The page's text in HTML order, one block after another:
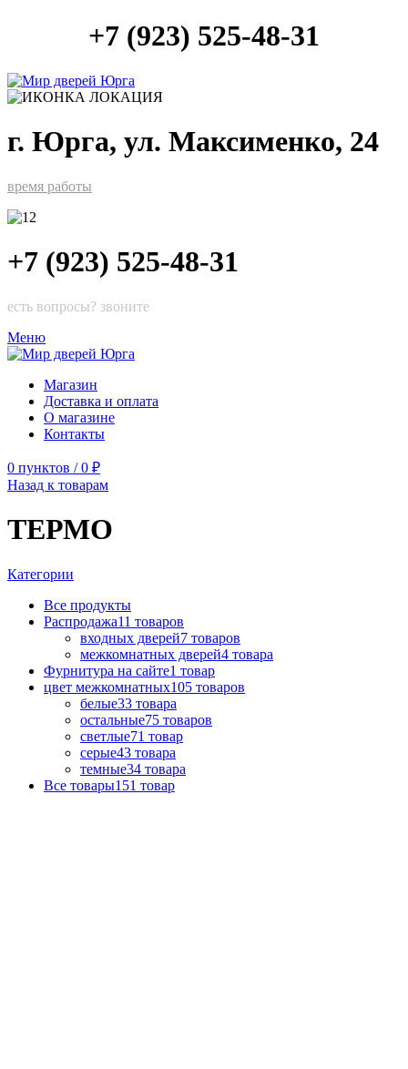
+7 (923) 525-48-31
г. Юрга, ул. Максименко, 24
время работы
+7 (923) 525-48-31
есть вопросы? звоните
Меню
Магазин
Доставка и оплата
О магазине
Контакты
0 пунктов / 0 ₽
Назад к товарам
ТЕРМО
Категории
Все продукты
Распродажа11 товаров
входных дверей7 товаров
межкомнатных дверей4 товара
Фурнитура на сайте1 товар
цвет межкомнатных105 товаров
белые33 товара
остальные75 товаров
светлые71 товар
серые43 товара
темные34 товара
Все товары151 товар